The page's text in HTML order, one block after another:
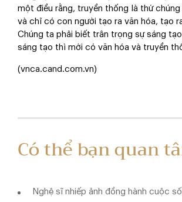
một điều rằng, truyền thống là thứ
và chỉ có con người tạo ra văn hóa, tạo
Chúng ta phải biết trân trọng sự sáng
sáng tạo thì mới có văn hóa và truyền
(vnca.cand.com.vn)
Có thể bạn quan
Nghệ sĩ nhiếp ảnh đồng hành cuộc